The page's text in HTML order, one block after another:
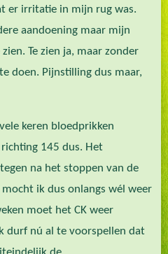
er irritatie in mijn rug was.
aandoening maar mijn
Te zien ja, maar zonder
doen. Pijnstilling dus maar,
keren bloedprikken
145 dus. Het
na het stoppen van de
ik dus onlangs wél weer
moet het CK weer
durf nú al te voorspellen dat